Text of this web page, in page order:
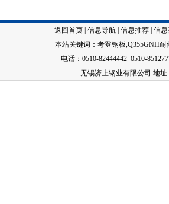
返回首页 信息导航 信息推荐 信
本站关键词： 考登钢板,Q355GNH耐
电话：0510-82444442 0510-
无锡济上钢业有限公司 地